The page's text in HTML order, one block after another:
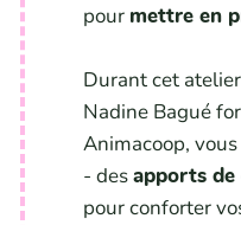
pour mettre en
Durant cet
Nadine Bagué
Animacoop,
- desapports
pour conforter